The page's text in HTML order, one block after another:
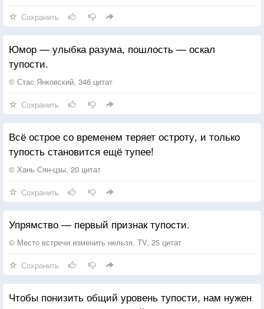
открытость, любознательность, желание получать
и обрабатывать информацию: «Хочу всё
знать!».Страх и ярость — это крайние проявления
неосознанности.
Сохранить
Юмор — улыбка разума, пошлость — оскал
тупости.
© Стас Янковский, 346 цитат
Сохранить
Всё острое со временем теряет остроту, и только
тупость становится ещё тупее!
© Хань Сян-цзы, 20 цитат
Сохранить
Упрямство — первый признак тупости.
© Место встречи изменить нельзя, TV, 25 цитат
Сохранить
Чтобы понизить общий уровень тупости, нам нужен